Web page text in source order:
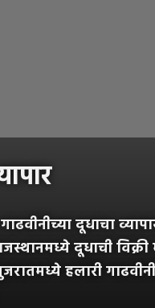
दूधाचा
दूधाची विक्री
हलारी